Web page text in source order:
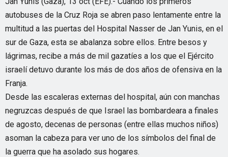
autobuses de la Cruz Roja se abren paso lentamente entre la
multitud a las puertas del Hospital Nasser de Jan Yunis, en el
sur de Gaza, esta se abalanza sobre ellos. Entre besos y
lágrimas, recibe a más de mil gazatíes a los que el Ejército
israelí detuvo durante los más de dos años de ofensiva en la
Franja.
Desde las escaleras externas del hospital, aún con manchas
negruzcas después de que Israel las bombardeara a finales
de agosto, decenas de personas (entre ellas muchos niños)
asoman la cabeza para ver uno de los símbolos del final de
la guerra que ha asolado sus hogares.